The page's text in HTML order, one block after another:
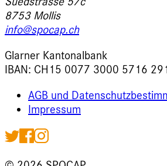
8753 Mollis
info@spocap.ch
Glarner Kantonalbank
IBAN: CH15 0077 3000 5716
AGB und
Impressum